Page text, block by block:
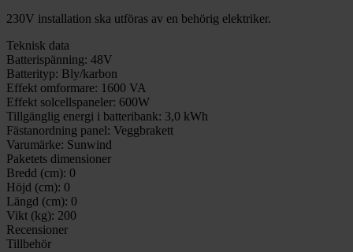
230V installation ska utföras av en behörig elektriker.
Teknisk data
Batterispänning: 48V
Batterityp: Bly/karbon
Effekt omformare: 1600 VA
Effekt solcellspaneler: 600W
Tillgänglig energi i batteribank: 3,0 kWh
Fästanordning panel: Veggbrakett
Varumärke: Sunwind
Paketets dimensioner
Bredd (cm): 0
Höjd (cm): 0
Längd (cm): 0
Vikt (kg): 200
Recensioner
Tillbehör